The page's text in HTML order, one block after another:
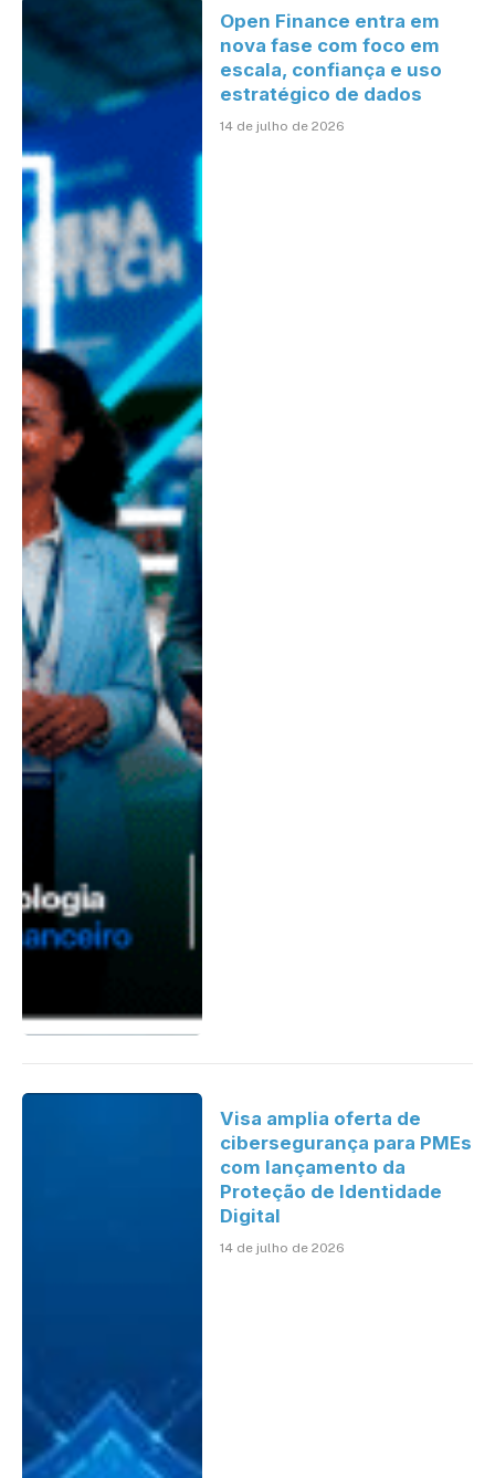
Open Finance entra em
nova fase com foco em
escala, confiança e uso
estratégico de dados
14 de julho de 2026
Visa amplia oferta de
cibersegurança para PMEs
com lançamento da
Proteção de Identidade
Digital
14 de julho de 2026